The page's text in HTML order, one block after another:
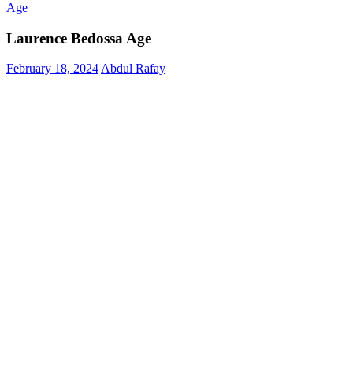
Age
Laurence Bedossa Age
February 18, 2024Abdul Rafay